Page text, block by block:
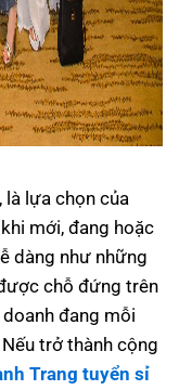
là lựa chọn của
mới, đang hoặc
dàng như những
chỗ đứng trên
đang mỗi
trở thành cộng
Trang tuyển sỉ